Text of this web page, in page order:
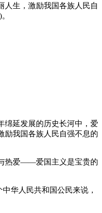
人生，激励我国各族人民自
延发展的历史长河中，爱
励我国各族人民自强不息的
爱——爱国主义是宝贵的
华人民共和国公民来说，